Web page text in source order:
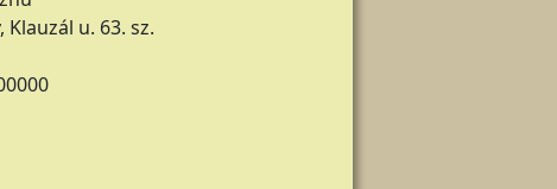
u. 63. sz.